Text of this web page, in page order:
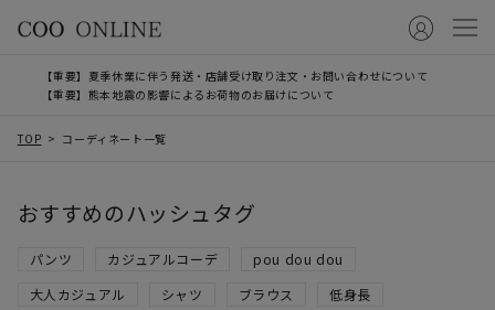
【重要】夏季休業に伴う発送・店舗受け取り注文・お問い合わせについて
【重要】熊本地震の影響によるお荷物のお届けについて
TOP コーディネート一覧
おすすめのハッシュタグ
パンツ カジュアルコーデ
pou dou dou
大人カジュアル
シャツ ブラウス
低身長